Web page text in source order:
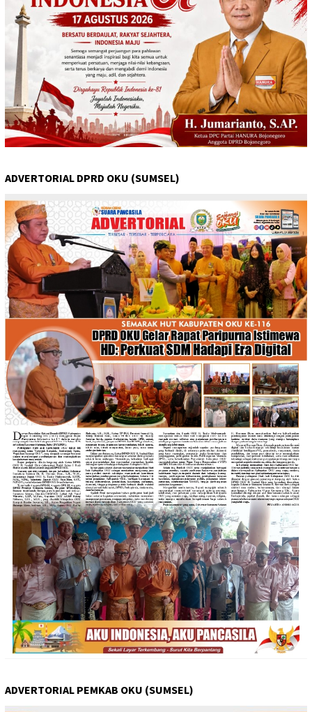
ADVERTORIAL DPRD OKU (SUMSEL)
ADVERTORIAL PEMKAB OKU (SUMSEL)